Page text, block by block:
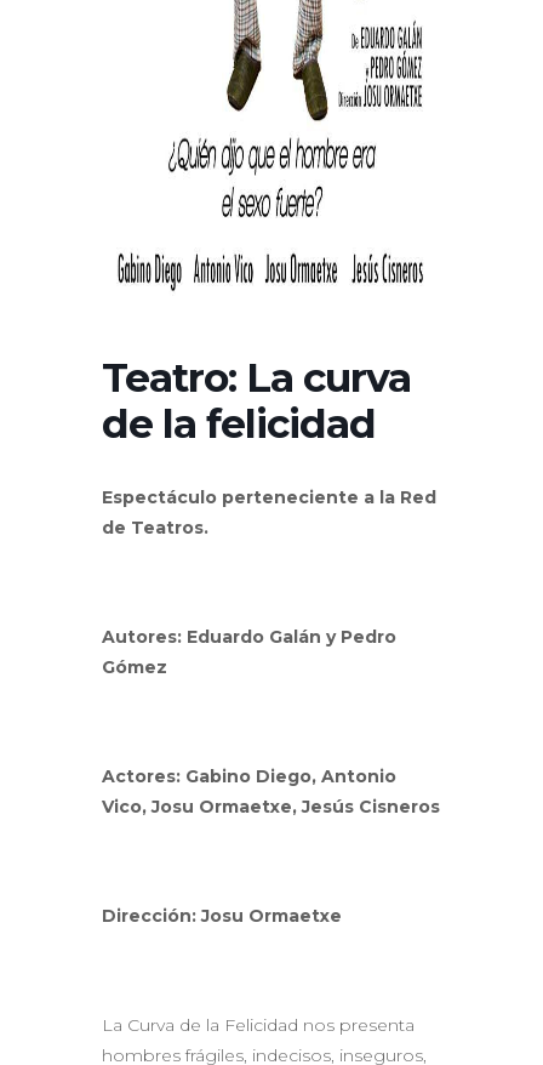
Teatro: La curva
de la felicidad
Espectáculo perteneciente a la Red
de Teatros.
Autores: Eduardo Galán y Pedro
Gómez
Actores: Gabino Diego, Antonio
Vico, Josu Ormaetxe, Jesús Cisneros
Dirección: Josu Ormaetxe
La Curva de la Felicidad nos presenta
hombres frágiles, indecisos, inseguros,